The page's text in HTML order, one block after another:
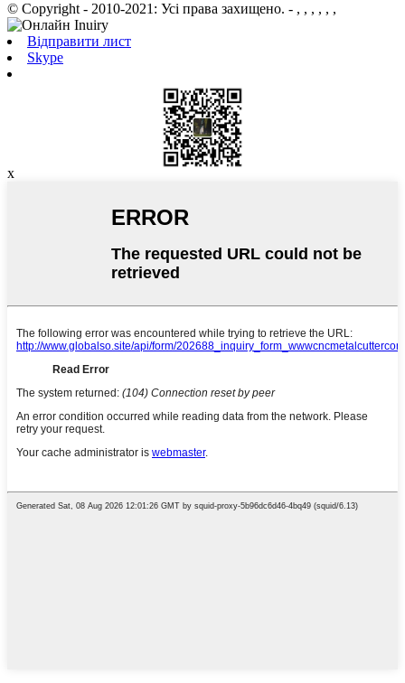
© Copyright - 2010-2021: Усі права захищено. - , , , , , ,
Відправити лист
Skype
x